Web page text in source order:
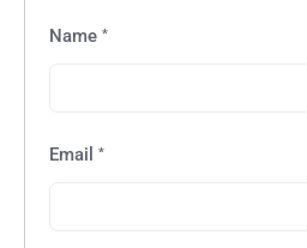
Name *
Email *